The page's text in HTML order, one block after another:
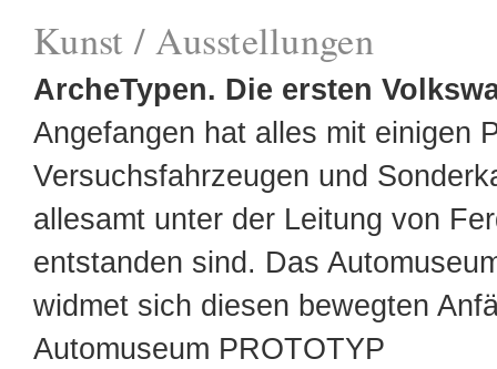
Kunst / Ausstellungen
ArcheTypen. Die ersten
Angefangen hat alles mit einigen
Versuchsfahrzeugen und
allesamt unter der Leitung von
entstanden sind. Das
widmet sich diesen bewegten
Automuseum PROTOTYP